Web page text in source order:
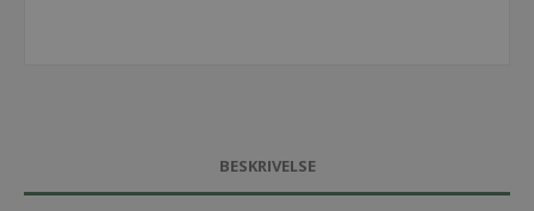
BESKRIVELSE